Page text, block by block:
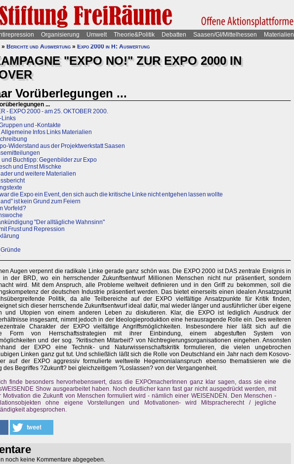
Organisierung Umwelt Theorie&Politik Debatten Saasen/GI/Mittelhessen Materialien
» Berichte und Auswertung » Expo 2000 in H: Auswertung
"EXPO NO!" ZUR EXPO 2000 IN
Vorüberlegungen ...
...
- EXPO 2000 - am 25. OKTOBER 2000.
Links
und -Kontakte
Allgemeine Infos Links Materialien
Widerstand aus der Projektwerkstatt Saasen
und Buchtipp: Gegenbilder zur Expo
und Ernst Mischke
und weitere Materialien
die Expo ein Event, den sich auch die kritische Linke nicht entgehen lassen wollte
ist kein Grund zum Feiern
Vorfeld?
"Der alltägliche Wahnsinn"
Frust und Repression
Augen verpennt die radikale Linke gerade ganz schön was. Die EXPO 2000 ist DAS zentrale Ereignis in
in der BRD, wo ein herrschender Zukunftsentwurf Millionen Menschen nicht nur präsentiert, sondern
wird. Mit dem Anspruch, alle Probleme weltweit definieren und in den Griff zu bekommen, soll die
der deutschen Industrie präsentiert werden. Das bietet einerseits einen idealen Ansatzpunkt
Politik, da alle Teilbereiche auf der EXPO vielfältige Ansatzpunkte für Kritik finden,
sich dieser herrschende Zukunftsentwurf ideal dafür, mal wieder länger und ausführlicher über eigene
und Utopien von einem anderen Leben zu diskutieren. Klar, die EXPO ist lediglich Ausdruck der
insgesamt, nimmt jedoch in der Ideologieproduktion eine herausragende Rolle ein. Des weiteren
Charakter der EXPO vielfältige Angriffsmöglichkeiten. Insbesondere hier läßt sich auf die
Form von Herrschaftsstrategien mit ihrer Einbindung, einem abgestuften System von
und der sog. ?kritischen Mitarbeit? von Nichtregierungsorganisationen eingehen. Ansonsten
der EXPO eine Technik- und Naturwissenschaftskritik formulieren, die vielen ungebrochen
Linken ganz gut tut. Und schließlich läßt sich die Rolle von Deutschland ein Jahr nach dem Kosovo-
auf der EXPO aggressiv formulierte weltweite Hegemonialanspruch ebenso thematisieren wie die
des Begriffes ?Zukunft? bei gleichzeitigem ?Loslassen? von der Vergangenheit.
finde besonders hervorhebenswert, dass die EXPOmacherInnen ganz klar sagen, dass sie eine
Show ausgearbeitet haben. Noch deutlicher kann fast gar nicht ausgedrückt werden, mit
Motivation die Zukunft von Menschen formuliert wird - nämlich einer WEISENDEN. Den Menschen -
ohne eigene Vorstellungen und Motivationen- wird Mitspracherecht / jegliche
abgesprochen.
noch keine Kommentare abgegeben.